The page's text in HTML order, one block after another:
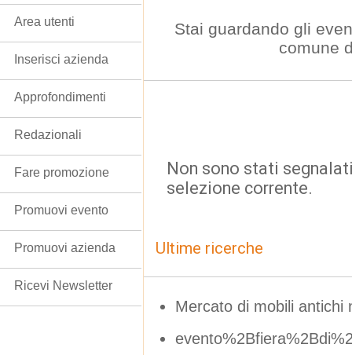
Stai guardando gli
comune
Non sono stati
selezione corrente.
Ultime ricerche
Mercato di mobili antichi
Area utenti
Inserisci azienda
Approfondimenti
Redazionali
Fare promozione
Promuovi evento
Promuovi azienda
Ricevi Newsletter